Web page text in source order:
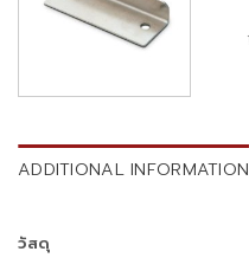
ADDITIONAL INFORMATION
วัสดุ